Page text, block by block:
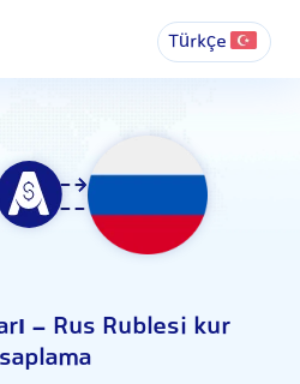
Türkçe
- Rus Rublesi kur